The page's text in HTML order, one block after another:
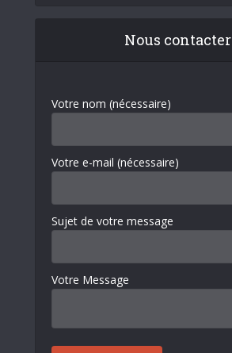
Nous contacter
Votre nom (nécessaire)
Votre e-mail (nécessaire)
Sujet de votre message
Votre Message